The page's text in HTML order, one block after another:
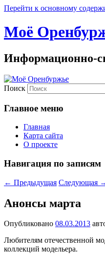
Перейти к основному
Моё
Информационно-
Поиск
Главное меню
Главная
Карта сайта
О проекте
Навигация по записям
← Предыдущая Следующая
Анонсы марта
Опубликовано 08.03.2013
Любителям отечественной
коллекций модельера.